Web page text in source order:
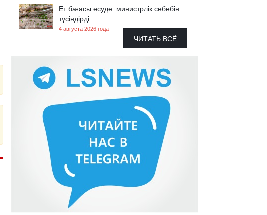
Ет бағасы өсуде: министрлік себебін
түсіндірді
4 августа 2026 года
ЧИТАТЬ ВСЁ